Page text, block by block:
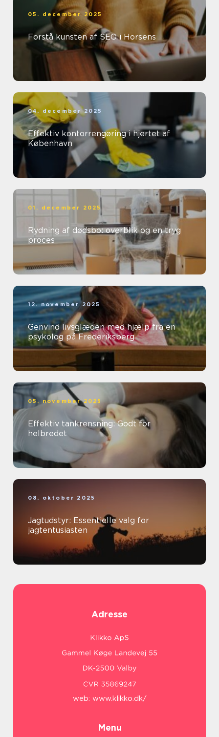
05. december 2025
Forstå kunsten af SEO i Horsens
04. december 2025
Effektiv kontorrengøring i hjertet af
København
01. december 2025
Rydning af dødsbo: overblik og en tryg
proces
12. november 2025
Genvind livsglæden med hjælp fra en
psykolog på Frederiksberg
05. november 2025
Effektiv tankrensning: Godt for
helbredet
08. oktober 2025
Jagtudstyr: Essentielle valg for
jagtentusiasten
Adresse
web: www.klikko.dk/
Menu